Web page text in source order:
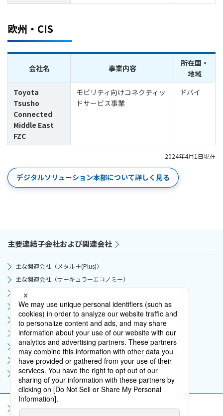
欧州・CIS
会社名 事業内容
所在国・
地域
Toyota
Tsusho
Connected
Middle East
FZC
モビリティ向けコネクティッ
ドサービス事業
ドバイ
2024年4月1日現在
デジタルソリューション本部について詳しく見る
主要連結子会社および関連会社
主な関連会社（メタル＋(Plus)）
主な関連会社（サーキュラーエコノミー）
主な関連会社（サプライチェーン）
主な関連会社（モビリティ）
主な関連会社（グリーンインフラ）
主な関連会社（デジタルソリューション）
主な関連会社（ライフスタイル）
主な関連会社（アフリカ）
主な関連会社（コーポレート）
サイトマップ サイト利用規約
個人情報保護方針